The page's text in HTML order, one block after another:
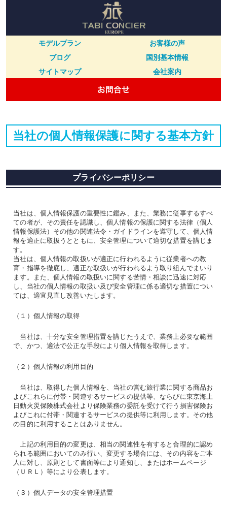
モデルプラン
お客様の声
ブログ
国別基本情報
サイトマップ
会社案内
当社の個人情報保護に関する基本方針
プライバシーポリシー
当社は、個人情報保護の重要性に鑑み、また、業務に従事するすべ
ての者が、その責任を認識し、個人情報の保護に関する法律（個人
情報保護法）その他の関連法令・ガイドラインを遵守して、個人情
報を適正に取扱うとともに、安全管理について適切な措置を講じま
す。
当社は、個人情報の取扱いが適正に行われるように従業者への教
育・指導を徹底し、適正な取扱いが行われるよう取り組んでまいり
ます。また、個人情報の取扱いに関する苦情・相談に迅速に対応
し、当社の個人情報の取扱い及び安全管理に係る適切な措置につい
ては、適宜見直し改善いたします。
（１）個人情報の取得
当社は、十分な安全管理措置を講じたうえで、業務上必要な範囲
で、かつ、適法で公正な手段により個人情報を取得します。
（２）個人情報の利用目的
当社は、取得した個人情報を、当社の営む旅行業に関する商品お
よびこれらに付帯・関連するサービスの提供等、ならびに東京海上
日動火災保険株式会社より保険業務の委託を受けて行う損害保険お
よびこれに付帯・関連するサービスの提供等に利用します。その他
の目的に利用することはありません。
上記の利用目的の変更は、相当の関連性を有すると合理的に認め
られる範囲においてのみ行い、変更する場合には、その内容をご本
人に対し、原則として書面等により通知し、またはホームページ
（ＵＲＬ）等により公表します。
（３）個人データの安全管理措置